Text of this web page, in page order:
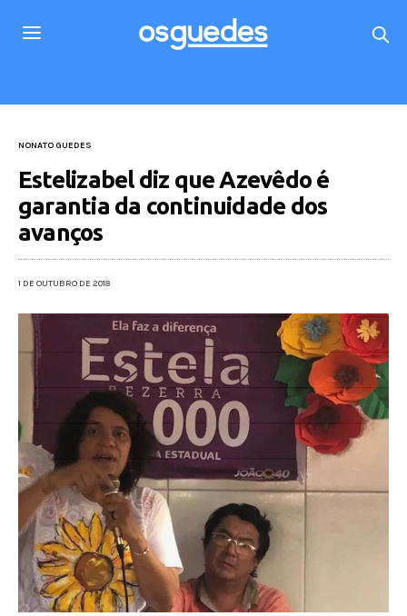
NONATO GUEDES
Estelizabel diz que Azevêdo é
garantia da continuidade dos
avanços
1 DE OUTUBRO DE 2018